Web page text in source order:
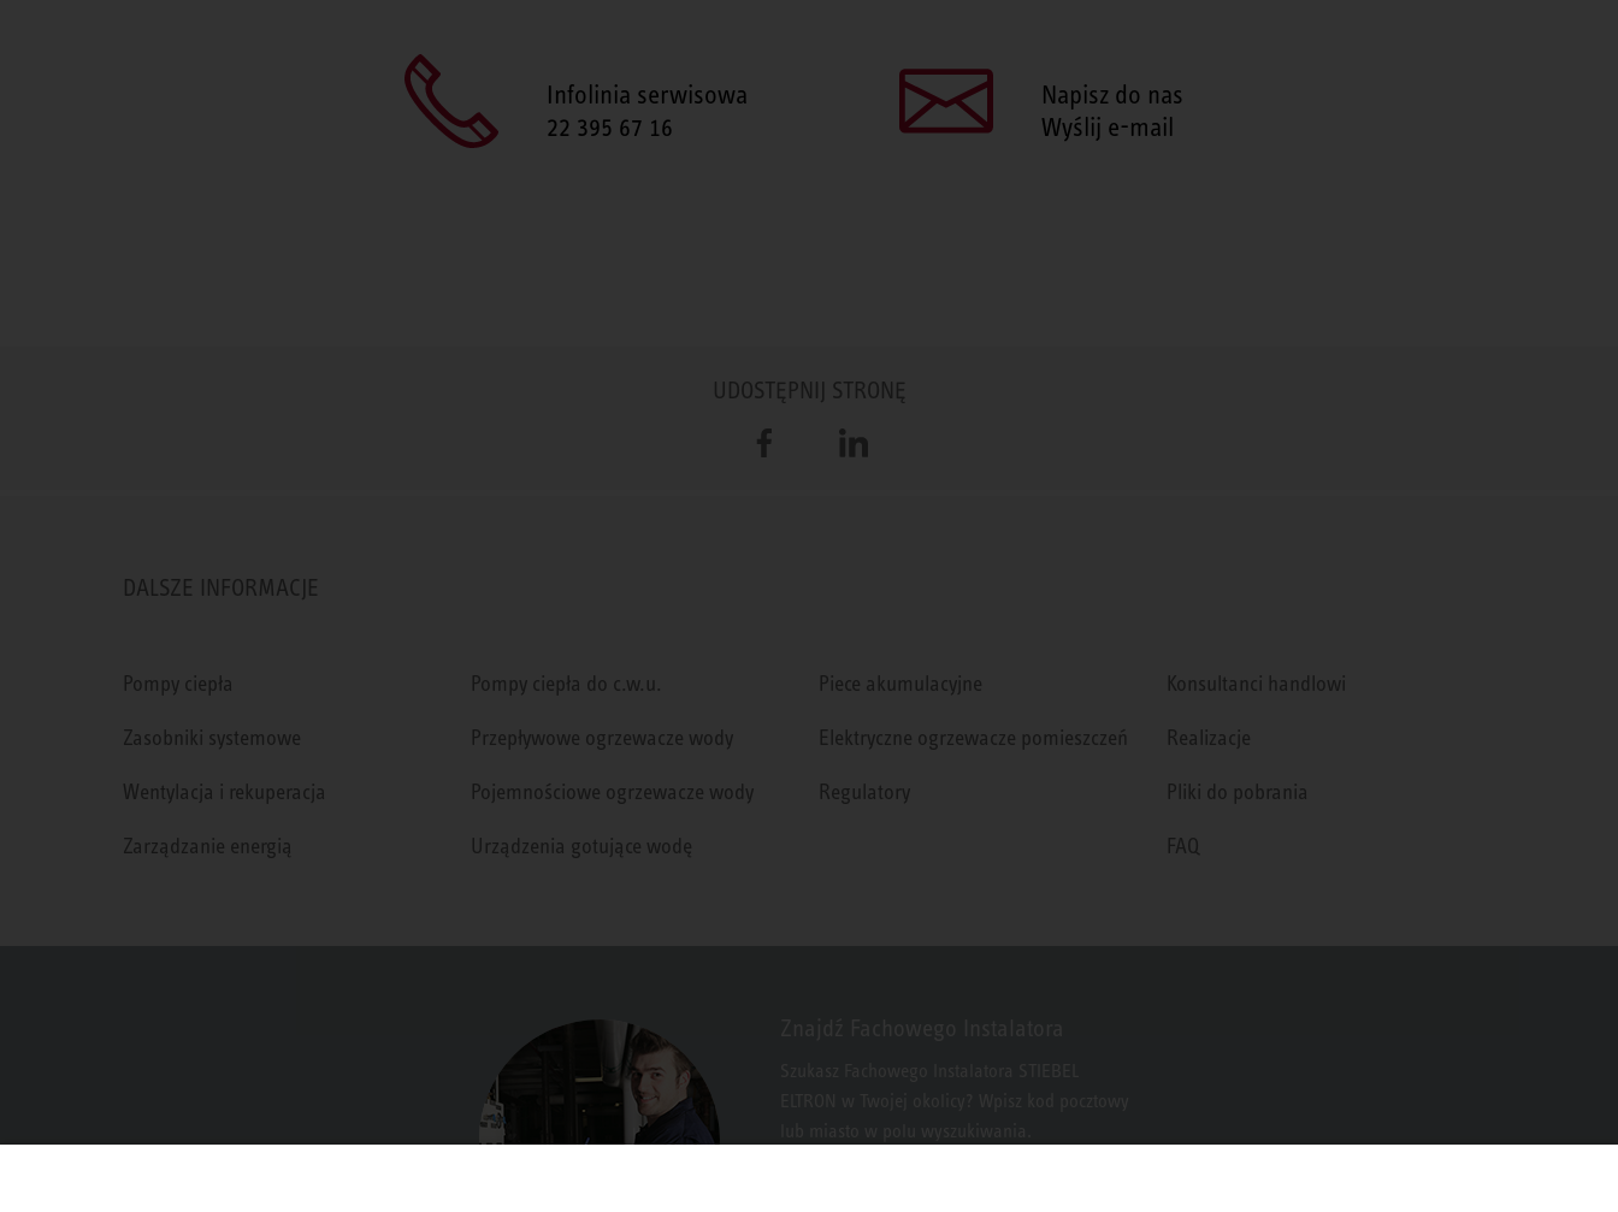
Infolinia serwisowa
22 395 67 16
Napisz do nas
Wyślij e-mail
UDOSTĘPNIJ STRONĘ
Facebook LinkedIn
DALSZE INFORMACJE
Pompy ciepła
Zasobniki systemowe
Wentylacja i rekuperacja
Zarządzanie energią
Pompy ciepła do c.w.u.
Przepływowe ogrzewacze wody
Pojemnościowe ogrzewacze wody
Urządzenia gotujące wodę
Piece akumulacyjne
Elektryczne ogrzewacze pomieszczeń
Regulatory
Konsultanci handlowi
Realizacje
Pliki do pobrania
FAQ